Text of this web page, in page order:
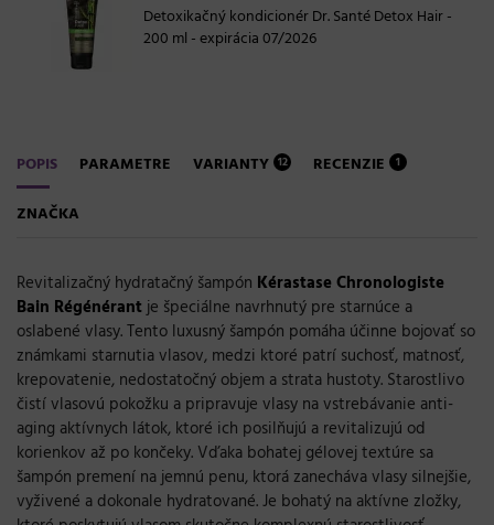
Detoxikačný kondicionér Dr. Santé Detox Hair -
200 ml - expirácia 07/2026
POPIS PARAMETRE VARIANTY 12 RECENZIE 1
ZNAČKA
Revitalizačný hydratačný šampón Kérastase Chronologiste
Bain Régénérantje špeciálne navrhnutý pre starnúce a
oslabené vlasy. Tento luxusný šampón pomáha účinne bojovať so
známkami starnutia vlasov, medzi ktoré patrí suchosť, matnosť,
krepovatenie, nedostatočný objem a strata hustoty. Starostlivo
čistí vlasovú pokožku a pripravuje vlasy na vstrebávanie anti-
aging aktívnych látok, ktoré ich posilňujú a revitalizujú od
korienkov až po končeky. Vďaka bohatej gélovej textúre sa
šampón premení na jemnú penu, ktorá zanecháva vlasy silnejšie,
vyživené a dokonale hydratované. Je bohatý na aktívne zložky,